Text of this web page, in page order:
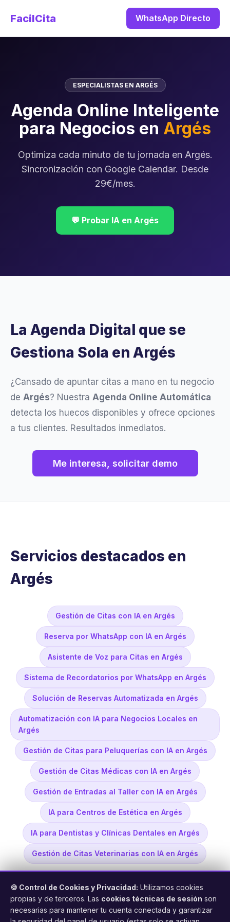
FacilCita WhatsApp Directo
ESPECIALISTAS EN ARGÉS
Agenda Online Inteligente
para Negocios en Argés
Optimiza cada minuto de tu jornada en Argés.
Sincronización con Google Calendar. Desde
29€/mes.
💬 Probar IA en Argés
La Agenda Digital que se
Gestiona Sola en Argés
¿Cansado de apuntar citas a mano en tu negocio
de Argés? Nuestra Agenda Online Automática
detecta los huecos disponibles y ofrece opciones
a tus clientes. Resultados inmediatos.
Me interesa, solicitar demo
Servicios destacados en
Argés
Gestión de Citas con IA en Argés
Reserva por WhatsApp con IA en Argés
Asistente de Voz para Citas en Argés
Sistema de Recordatorios por WhatsApp en Argés
Solución de Reservas Automatizada en Argés
Automatización con IA para Negocios Locales en
Argés
Gestión de Citas para Peluquerías con IA en Argés
Gestión de Citas Médicas con IA en Argés
Gestión de Entradas al Taller con IA en Argés
IA para Centros de Estética en Argés
IA para Dentistas y Clínicas Dentales en Argés
Gestión de Citas Veterinarias con IA en Argés
🍪 Control de Cookies y Privacidad: Utilizamos cookies
propias y de terceros. Las cookies técnicas de sesión son
necesarias para mantener tu cuenta conectada y garantizar